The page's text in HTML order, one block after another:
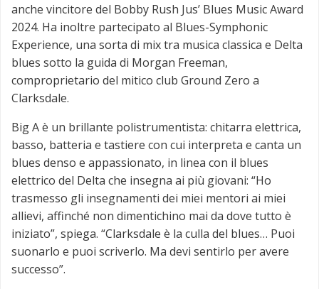
anche vincitore del Bobby Rush Jus’ Blues Music Award
2024. Ha inoltre partecipato al Blues-Symphonic
Experience, una sorta di mix tra musica classica e Delta
blues sotto la guida di Morgan Freeman,
comproprietario del mitico club Ground Zero a
Clarksdale.
Big A è un brillante polistrumentista: chitarra elettrica,
basso, batteria e tastiere con cui interpreta e canta un
blues denso e appassionato, in linea con il blues
elettrico del Delta che insegna ai più giovani: “Ho
trasmesso gli insegnamenti dei miei mentori ai miei
allievi, affinché non dimentichino mai da dove tutto è
iniziato”, spiega. “Clarksdale è la culla del blues… Puoi
suonarlo e puoi scriverlo. Ma devi sentirlo per avere
successo”.